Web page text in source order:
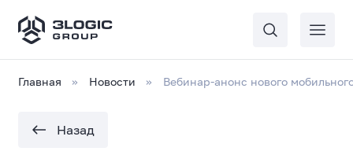
Главная Новости Вебинар-анонс нового
Назад